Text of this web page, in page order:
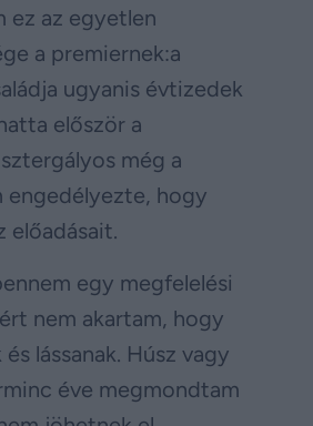
ez az egyetlen
a premiernek:a
ugyanis évtizedek
először a
még a
engedélyezte, hogy
előadásait.
egy megfelelési
nem akartam, hogy
lássanak. Húsz vagy
éve megmondtam